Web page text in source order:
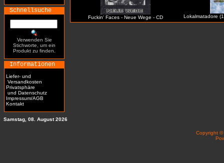
Schnellsuche
Verwenden Sie
Stichworte, um ein
Produkt zu finden.
Informationen
Liefer- und
Versandkosten
Privatsphäre
und Datenschutz
Impressum/AGB
Kontakt
Fuckin' Faces - Neue Wege - CD Lokalmatadore
Samstag, 08. August 2026
Copyright